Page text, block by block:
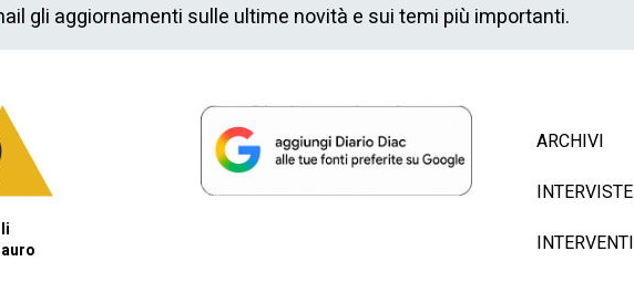
gli aggiornamenti sulle ultime novità e sui temi più importanti.
ARCHIVI
INTERVISTE
INTERVENTI